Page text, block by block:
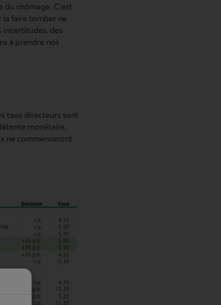
du chômage. C'est
la faire tomber ne
incertitudes, des
à prendre nos
taux directeurs sont
monétaire.
ne commenceront